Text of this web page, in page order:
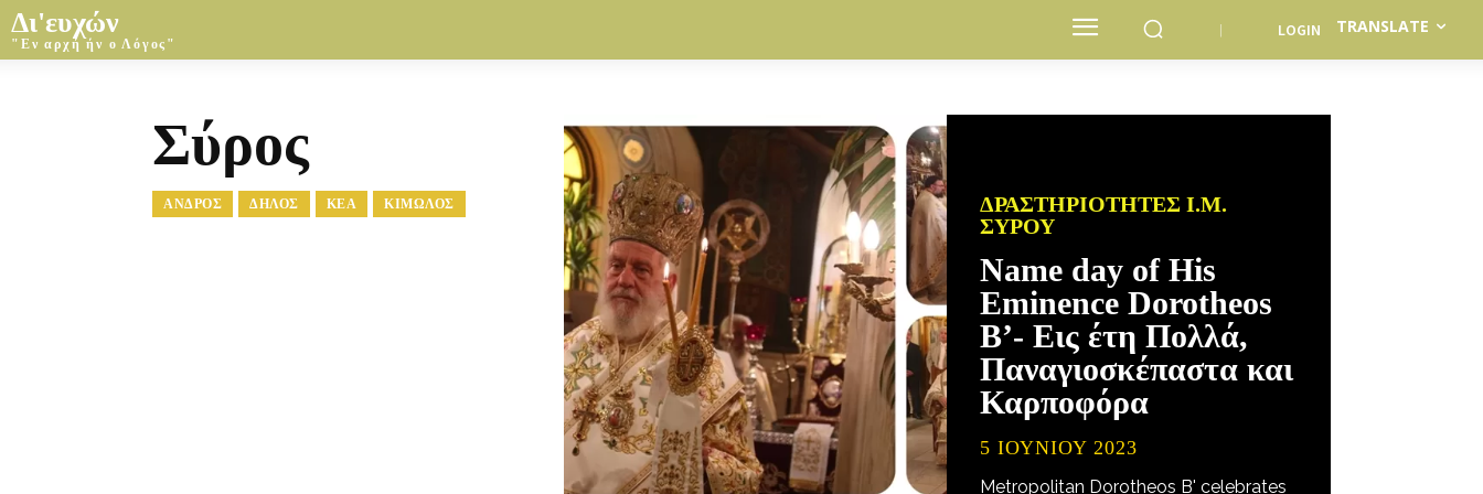
Δι'ευχών
"Εν αρχή ήν ο Λόγος"
TRANSLATE
LOGIN
Σύρος
ΑΝΔΡΟΣ ΔΉΛΟΣ ΚΈΑ ΚΊΜΩΛΟΣ
ΔΡΑΣΤΗΡΙΌΤΗΤΕΣ Ι.Μ.
ΣΎΡΟΥ
Name day of His
Eminence Dorotheos
B’- Εις έτη Πολλά,
Παναγιοσκέπαστα και
Καρποφόρα
5 ΙΟΥΝΊΟΥ 2023
Metropolitan Dorotheos B' celebrates